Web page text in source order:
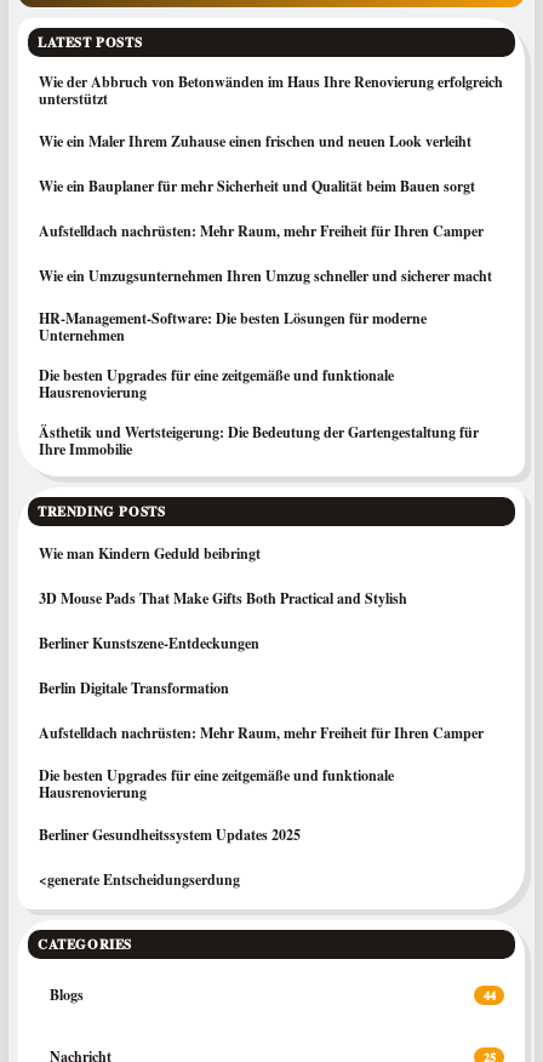
LATEST POSTS
Wie der Abbruch von Betonwänden im Haus Ihre Renovierung erfolgreich
unterstützt
Wie ein Maler Ihrem Zuhause einen frischen und neuen Look verleiht
Wie ein Bauplaner für mehr Sicherheit und Qualität beim Bauen sorgt
Aufstelldach nachrüsten: Mehr Raum, mehr Freiheit für Ihren Camper
Wie ein Umzugsunternehmen Ihren Umzug schneller und sicherer macht
HR-Management-Software: Die besten Lösungen für moderne
Unternehmen
Die besten Upgrades für eine zeitgemäße und funktionale
Hausrenovierung
Ästhetik und Wertsteigerung: Die Bedeutung der Gartengestaltung für
Ihre Immobilie
TRENDING POSTS
Wie man Kindern Geduld beibringt
3D Mouse Pads That Make Gifts Both Practical and Stylish
Berliner Kunstszene-Entdeckungen
Berlin Digitale Transformation
Aufstelldach nachrüsten: Mehr Raum, mehr Freiheit für Ihren Camper
Die besten Upgrades für eine zeitgemäße und funktionale
Hausrenovierung
Berliner Gesundheitssystem Updates 2025
<generate Entscheidungserdung
CATEGORIES
Blogs 44
Nachricht 25